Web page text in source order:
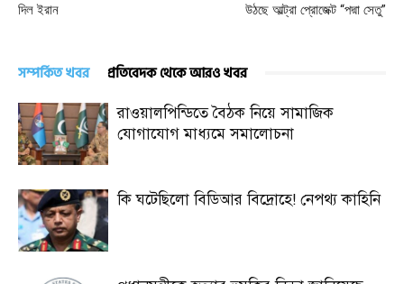
দিল ইরান
উঠছে আল্ট্রা প্রোজেক্ট “পদ্মা সেতু”
সম্পর্কিত খবর প্রতিবেদক থেকে আরও খবর
রাওয়ালপিন্ডিতে বৈঠক নিয়ে সামাজিক
যোগাযোগ মাধ্যমে সমালোচনা
কি ঘটেছিলো বিডিআর বিদ্রোহে! নেপথ্য কাহিনি